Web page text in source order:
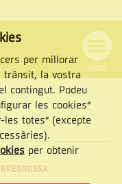
MENÚ
per millorar
trànsit, la vostra
contingut. Podeu
les cookies”
les totes” (excepte
per obtenir